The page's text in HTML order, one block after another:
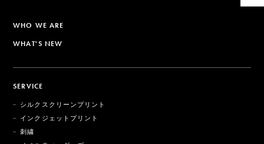
WHO WE ARE
WHAT'S NEW
SERVICE
シルクスクリーンプリント
インクジェットプリント
刺繍